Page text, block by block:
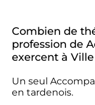
Combien de
profession de
exercent à
Un seul
en tardenois.